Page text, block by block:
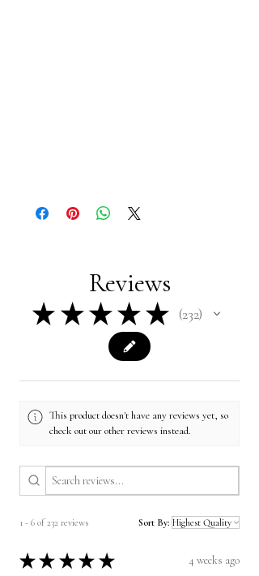
Reviews
★ ★ ★ ★ ★ 232
232
This product doesn't have any reviews yet, so
check out our other reviews instead.
1 - 6 of 232 reviews Sort By:
★ ★ ★ ★ ★ 4 weeks ago